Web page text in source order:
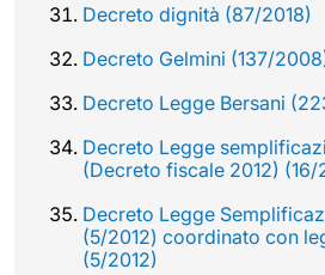
Decreto dignità (87/2018)
Decreto Gelmini (137/
Decreto Legge Bersani
Decreto Legge
(Decreto fiscale 2012) (16/
Decreto Legge
(5/2012) coordinato con
(5/2012)